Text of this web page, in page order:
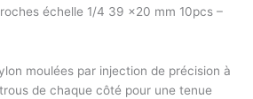
échelle 1/4 39 x20 mm 10pcs –
moulées par injection de précision à
de chaque côté pour une tenue